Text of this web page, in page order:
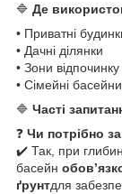
🔷 Де
• Приватні
• Дачні ділянки
• Зони відпочинку
• Сімейні басейни
🔷 Часті
❓ Чи потрібно
✔️ Так, при
басейн
ґрунтдля